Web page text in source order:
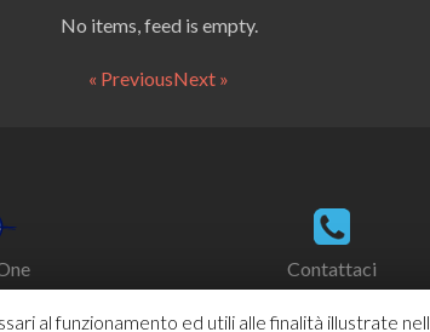
No items, feed is empty.
« PreviousNext »
Contattaci
al funzionamento ed utili alle finalità illustrate